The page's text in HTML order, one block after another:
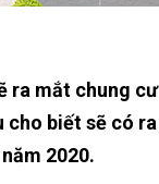
ra mắt chung
biết sẽ có
2020.